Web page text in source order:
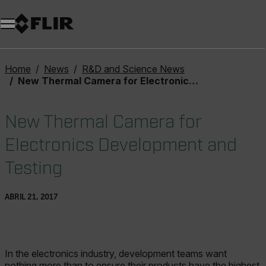
Home News
R&D and Science News
New Thermal Camera for Electronics Development and Testing
New Thermal Camera for
Electronics Development and
Testing
ABRIL 21, 2017
In the electronics industry, development teams want